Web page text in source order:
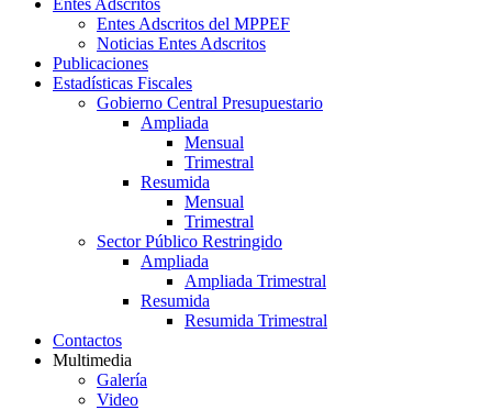
Entes Adscritos
Entes Adscritos del MPPEF
Noticias Entes Adscritos
Publicaciones
Estadísticas Fiscales
Gobierno Central Presupuestario
Ampliada
Mensual
Trimestral
Resumida
Mensual
Trimestral
Sector Público Restringido
Ampliada
Ampliada Trimestral
Resumida
Resumida Trimestral
Contactos
Multimedia
Galería
Video